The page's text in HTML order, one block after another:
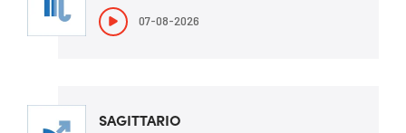
07-08-2026
SAGITTARIO